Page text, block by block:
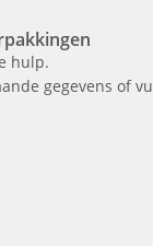
hulp.
gegevens of